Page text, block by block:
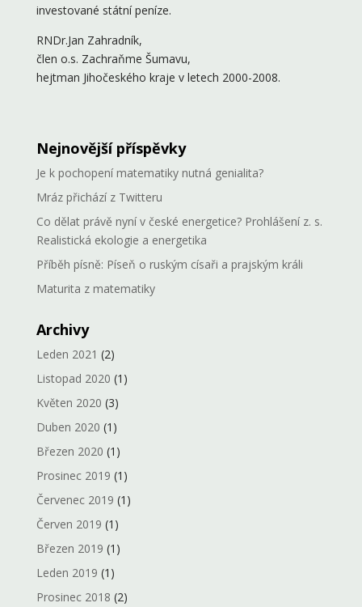
investované státní peníze.
RNDr.Jan Zahradník,
člen o.s. Zachraňme Šumavu,
hejtman Jihočeského kraje v letech 2000-2008.
Nejnovější příspěvky
Je k pochopení matematiky nutná genialita?
Mráz přichází z Twitteru
Co dělat právě nyní v české energetice? Prohlášení z. s.
Realistická ekologie a energetika
Příběh písně: Píseň o ruským císaři a prajským králi
Maturita z matematiky
Archivy
Leden 2021 (2)
Listopad 2020 (1)
Květen 2020 (3)
Duben 2020 (1)
Březen 2020 (1)
Prosinec 2019 (1)
Červenec 2019 (1)
Červen 2019 (1)
Březen 2019 (1)
Leden 2019 (1)
Prosinec 2018 (2)